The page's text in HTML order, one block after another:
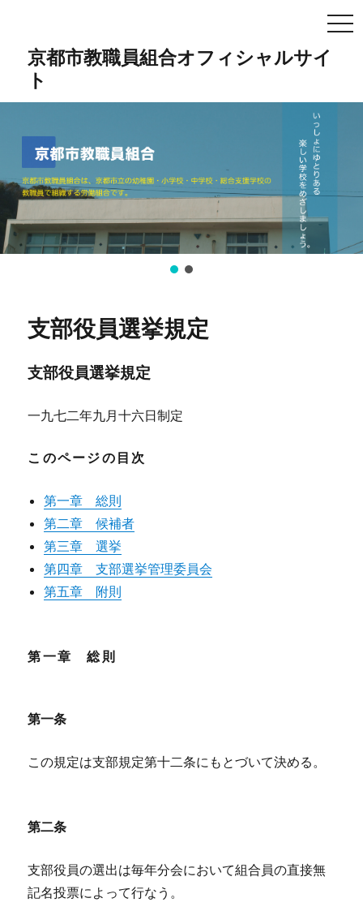
京都市教職員組合オフィシャルサイ
ト
支部役員選挙規定
支部役員選挙規定
一九七二年九月十六日制定
このページの目次
第一章 総則
第二章 候補者
第三章 選挙
第四章 支部選挙管理委員会
第五章 附則
第一章 総則
第一条
この規定は支部規定第十二条にもとづいて決める。
第二条
支部役員の選出は毎年分会において組合員の直接無
記名投票によって行なう。